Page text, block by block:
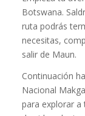
Botswana.
ruta podrás
necesitas,
salir de Maun.
Continuación
Nacional
para explorar a